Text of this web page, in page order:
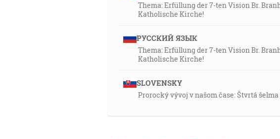
Thema: Erfüllung der 7-ten Vision Br.
Katholische Kirche!
РУССКИЙ ЯЗЫК
Thema: Erfüllung der 7-ten Vision Br.
Katholische Kirche!
SLOVENSKY
Prorocký vývoj v našom čase: Štvrtá